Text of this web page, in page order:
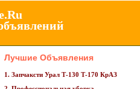
Лучшие Объявления
1. Запчаксти Урал Т-130 Т-170 КрАЗ